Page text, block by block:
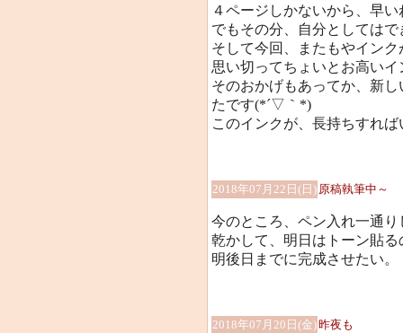
４ページしかないから、早い
でもその分、自分としては
そして今回、またもやイン
思い切ってちょいとお高い
そのおかげもあってか、新
たです(*´▽｀*)
このインクが、長持ちすれ
2018年07月22日(日) 原稿執筆中～
今のところ、ペン入れ一通
乾かして、明日はトーン貼
明後日までに完成させたい。
2018年07月20日(金)昨夜も